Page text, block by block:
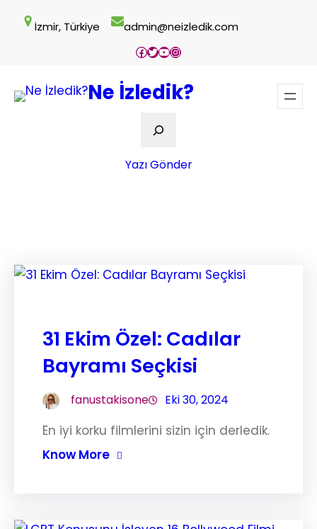
İzmir, Türkiye admin@neizledik.com
Facebook
Twitter
YouTube
Instagram
Ne İzledik?
Ara
Yazı Gönder
31 Ekim Özel: Cadılar
Bayramı Seçkisi
fanustakisone Eki 30, 2024
En iyi korku filmlerini sizin için derledik.
Know More